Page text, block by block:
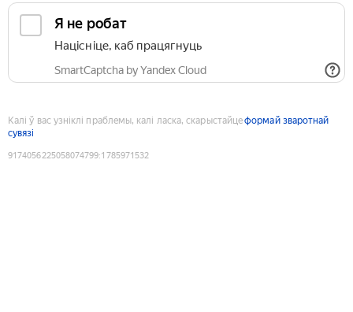
Я не робат
Націсніце, каб працягнуць
SmartCaptcha by Yandex Cloud
Калі ў вас узніклі праблемы, калі ласка, скарыстайцеформай зваротнай
сувязі
9174056225058074799:1785971532